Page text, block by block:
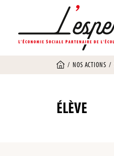
/NOS ACTIONS /
ÉLÈVE